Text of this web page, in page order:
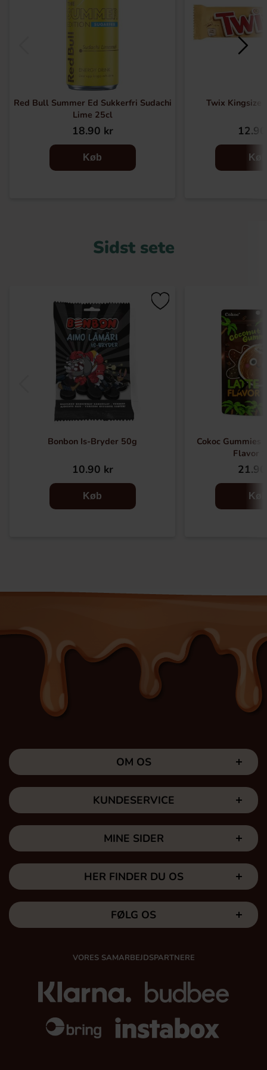
Red Bull Summer Ed Sukkerfri Sudachi
Lime 25cl
18.90 kr
Køb
Twix Kingsize
Køb
Sidst sete
Bonbon Is-Bryder 50g
10.90 kr
Køb
Cokoc Gummies
Flavor
Køb
OM OS
KUNDESERVICE
MINE SIDER
HER FINDER DU OS
FØLG OS
VORES SAMARBEJDSPARTNERE